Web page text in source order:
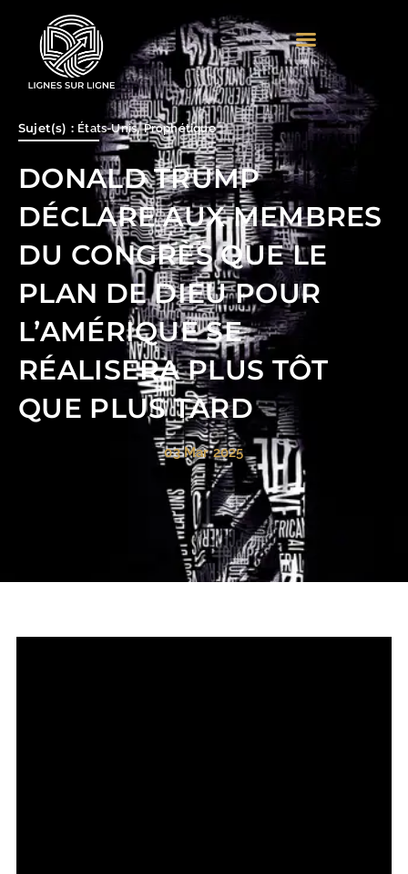
contenu
Sujet(s) : États-Unis,Prophétique
DONALD TRUMP
DÉCLARE AUX MEMBRES
DU CONGRÈS QUE LE
PLAN DE DIEU POUR
L’AMÉRIQUE SE
RÉALISERA PLUS TÔT
QUE PLUS TARD
03 Mar 2025